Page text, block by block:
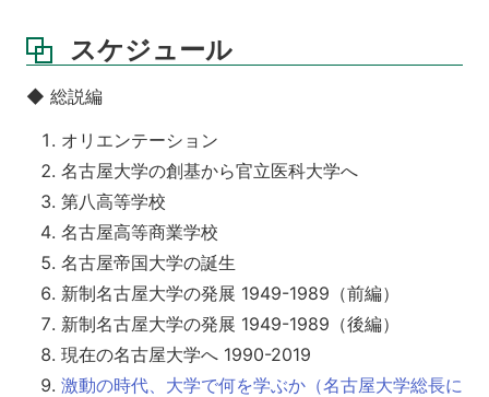
スケジュール
◆ 総説編
オリエンテーション
名古屋大学の創基から官立医科大学へ
第八高等学校
名古屋高等商業学校
名古屋帝国大学の誕生
新制名古屋大学の発展 1949-1989（前編）
新制名古屋大学の発展 1949-1989（後編）
現在の名古屋大学へ 1990-2019
激動の時代、大学で何を学ぶか（名古屋大学総長に